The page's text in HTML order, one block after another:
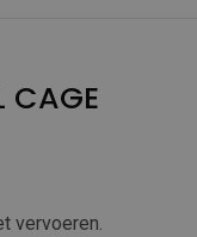
CAGE
vervoeren.